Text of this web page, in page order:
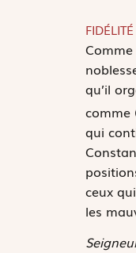
Comme
qu’il
comme
qui
ceux
les